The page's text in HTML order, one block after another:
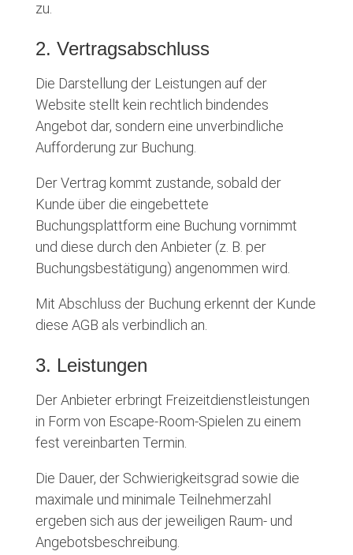
zu.
2. Vertragsabschluss
Die Darstellung der Leistungen auf der
Website stellt kein rechtlich bindendes
Angebot dar, sondern eine unverbindliche
Aufforderung zur Buchung.
Der Vertrag kommt zustande, sobald der
Kunde über die eingebettete
Buchungsplattform eine Buchung vornimmt
und diese durch den Anbieter (z. B. per
Buchungsbestätigung) angenommen wird.
Mit Abschluss der Buchung erkennt der Kunde
diese AGB als verbindlich an.
3. Leistungen
Der Anbieter erbringt Freizeitdienstleistungen
in Form von Escape-Room-Spielen zu einem
fest vereinbarten Termin.
Die Dauer, der Schwierigkeitsgrad sowie die
maximale und minimale Teilnehmerzahl
ergeben sich aus der jeweiligen Raum- und
Angebotsbeschreibung.